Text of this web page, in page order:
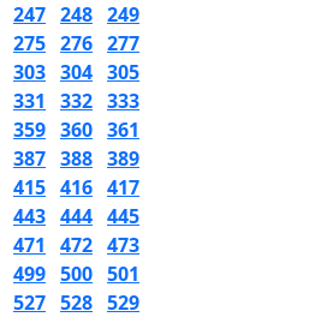
247 248 249
275 276 277
303 304 305
331 332 333
359 360 361
387 388 389
415 416 417
443 444 445
471 472 473
499 500 501
527 528 529